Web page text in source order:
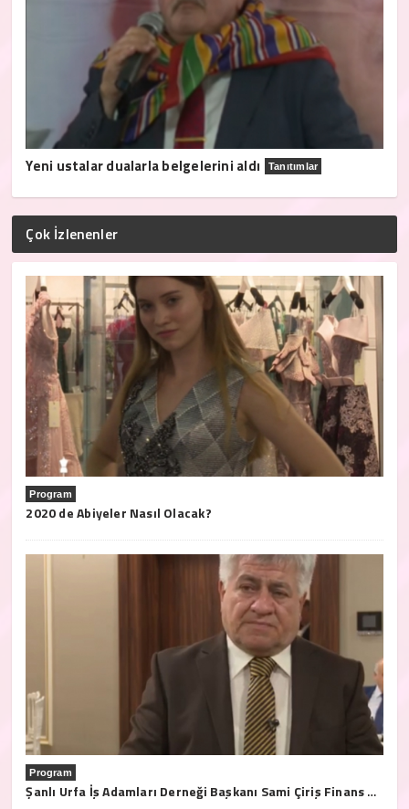
Yeni ustalar dualarla belgelerini aldı Tanıtımlar
Çok İzlenenler
Program
2020 de Abiyeler Nasıl Olacak?
Program
Şanlı Urfa İş Adamları Derneği Başkanı Sami Çiriş Finans Türk Tv'ye açıklamalarda bulundu.